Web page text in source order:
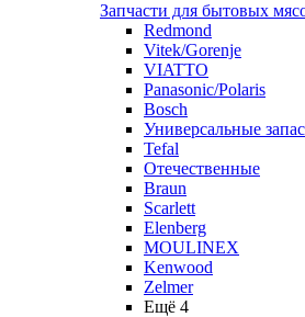
Запчасти для бытовых
Redmond
Vitek/Gorenje
VIATTO
Panasonic/Polaris
Bosch
Универсальные
Tefal
Отечественные
Braun
Scarlett
Elenberg
MOULINEX
Kenwood
Zelmer
Ещё 4